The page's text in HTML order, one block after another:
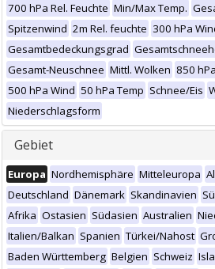
700 hPa Rel. Feuchte Min/Max Temp.
Spitzenwind 2m Rel. feuchte 300 hPa
Gesamtbedeckungsgrad
Gesamt-Neuschnee Mittl. Wolken 850
500 hPa Wind 50 hPa Temp Schnee/Eis
Niederschlagsform
Gebiet
Europa Nordhemisphäre Mitteleuropa
Deutschland Dänemark Skandinavien
Afrika Ostasien Südasien Australien
Italien/Balkan Spanien Türkei/Nahost
Baden Württemberg Belgien Schweiz